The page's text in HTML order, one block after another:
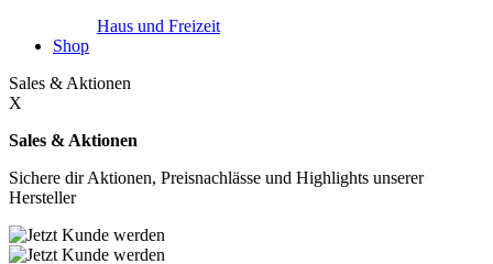
Haus und Freizeit
Shop
Sales & Aktionen
X
Sales & Aktionen
Sichere dir Aktionen, Preisnachlässe und Highlights unserer
Hersteller